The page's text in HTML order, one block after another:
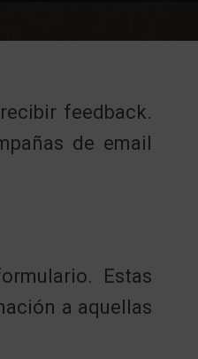
feedback.
de email
Estas
a aquellas